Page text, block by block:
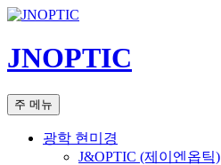
컨
츠
로
너
JNOPTIC
검
색
주 메뉴
광학 현미경
J&OPTIC (제이엔옵틱)